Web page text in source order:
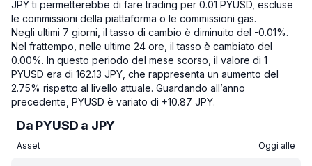
JPY ti permetterebbe di fare trading per 0.01 PYUSD, escluse
le commissioni della piattaforma o le commissioni gas.
Negli ultimi 7 giorni, il tasso di cambio è diminuito del -0.01%.
Nel frattempo, nelle ultime 24 ore, il tasso è cambiato del
0.00%. In questo periodo del mese scorso, il valore di 1
PYUSD era di 162.13 JPY, che rappresenta un aumento del
2.75% rispetto al livello attuale. Guardando all’anno
precedente, PYUSD è variato di +10.87 JPY.
Da PYUSD a JPY
Asset Oggi alle